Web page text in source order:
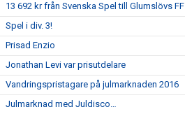
13 692 kr från Svenska Spel till Glumslövs FF
Spel i div. 3!
Prisad Enzio
Jonathan Levi var prisutdelare
Vandringspristagare på julmarknaden 2016
Julmarknad med Juldisco…